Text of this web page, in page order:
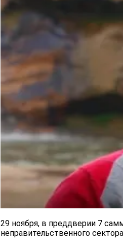
29 ноября, в преддверии 7
неправительственного